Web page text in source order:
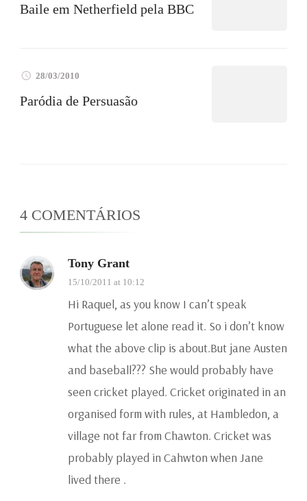
Baile em Netherfield pela BBC
28/03/2010
Paródia de Persuasão
4 COMENTÁRIOS
Tony Grant
15/10/2011 at 10:12
Hi Raquel, as you know I can’t speak
Portuguese let alone read it. So i don’t know
what the above clip is about.But jane Austen
and baseball??? She would probably have
seen cricket played. Cricket originated in an
organised form with rules, at Hambledon, a
village not far from Chawton. Cricket was
probably played in Cahwton when Jane
lived there .